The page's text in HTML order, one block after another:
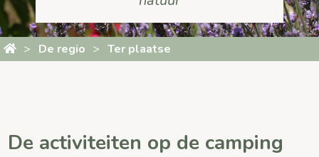
De regio Ter plaatse
De activiteiten op de camping